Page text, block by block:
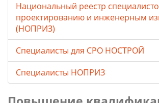
Национальный реестр
проектированию и инженерным
(НОПРИЗ)
Специалисты для СРО НОСТРОЙ
Специалисты НОПРИЗ